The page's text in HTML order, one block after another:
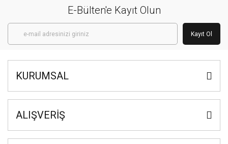
E-Bülten'e Kayıt Olun
Kayıt Ol
KURUMSAL
ALIŞVERİŞ